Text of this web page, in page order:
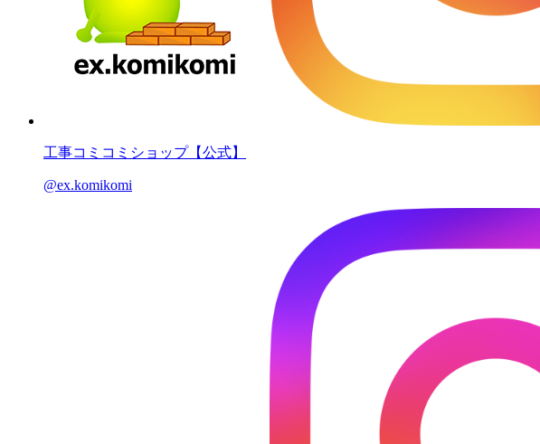
工事コミコミショップ【公式】
@ex.komikomi